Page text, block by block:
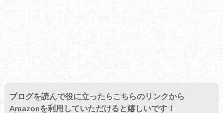
ブログを読んで役に立ったらこちらのリンクから
Amazonを利用していただけると嬉しいです！